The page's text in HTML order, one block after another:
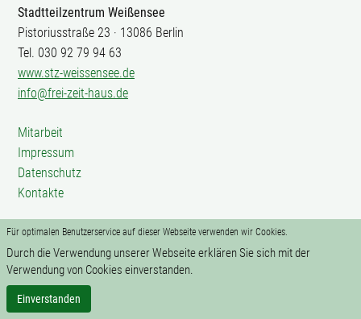
Für optimalen Benutzerservice auf dieser Webseite verwenden wir Cookies.
Durch die Verwendung unserer Webseite erklären Sie sich mit der
Verwendung von Cookies einverstanden.
Einverstanden
Stadtteilzentrum Weißensee
Pistoriusstraße 23 · 13086 Berlin
Tel. 030 92 79 94 63
www.stz-weissensee.de
info@frei-zeit-haus.de
Mitarbeit
Impressum
Datenschutz
Kontakte